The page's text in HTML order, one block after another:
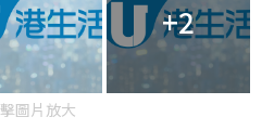
+2
圖片放大